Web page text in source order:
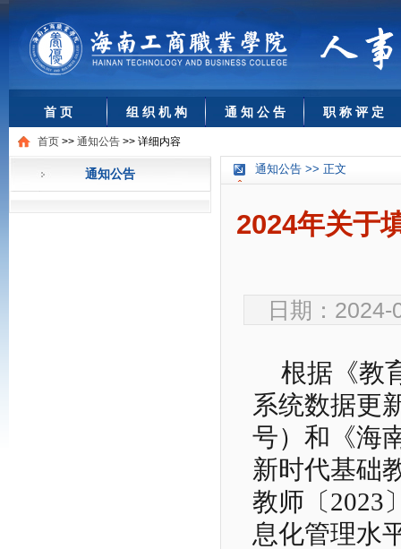
首 页 组 织 机 构 通 知 公 告 职 称 评 定
首页 >> 通知公告 >> 详细内容
通知公告 通知公告 >> 正文
2024年关于
日期：
根据《教
系统数据更
号）和《海
新时代基础
教师〔2023
息化管理水